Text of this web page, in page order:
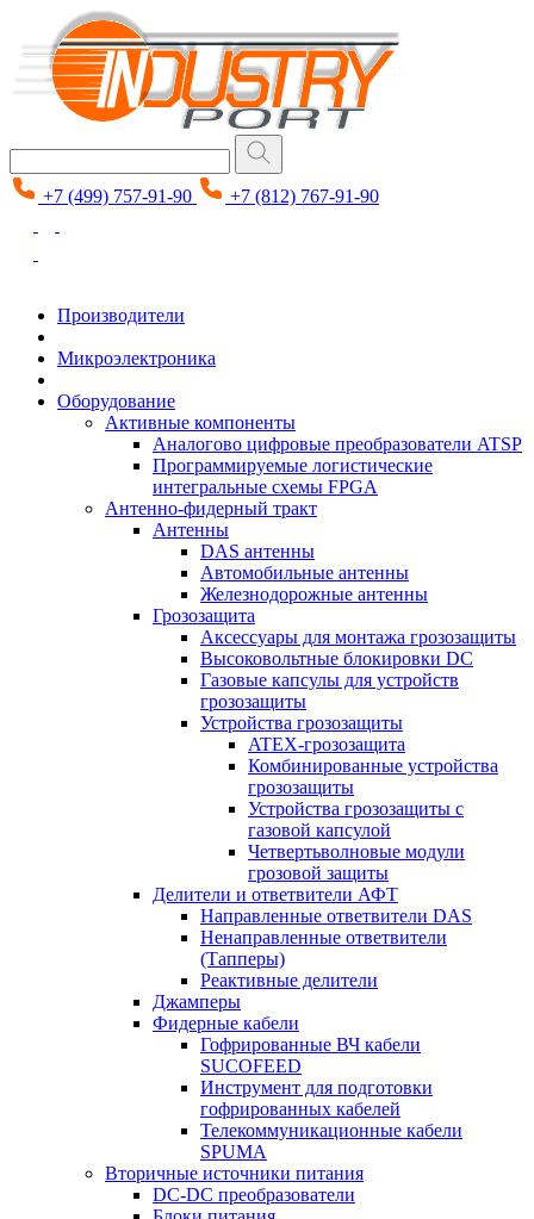
+7 (499) 757-91-90 +7 (812) 767-91-90
Производители
Микроэлектроника
Оборудование
Активные компоненты
Аналогово цифровые преобразователи ATSP
Программируемые логистические
интегральные схемы FPGA
Антенно-фидерный тракт
Антенны
DAS антенны
Автомобильные антенны
Железнодорожные антенны
Грозозащита
Аксессуары для монтажа грозозащиты
Высоковольтные блокировки DC
Газовые капсулы для устройств
грозозащиты
Устройства грозозащиты
ATEX-грозозащита
Комбинированные устройства
грозозащиты
Устройства грозозащиты с
газовой капсулой
Четвертьволновые модули
грозовой защиты
Делители и ответвители АФТ
Направленные ответвители DAS
Ненаправленные ответвители
(Тапперы)
Реактивные делители
Джамперы
Фидерные кабели
Гофрированные ВЧ кабели
SUCOFEED
Инструмент для подготовки
гофрированных кабелей
Телекоммуникационные кабели
SPUMA
Вторичные источники питания
DC-DC преобразователи